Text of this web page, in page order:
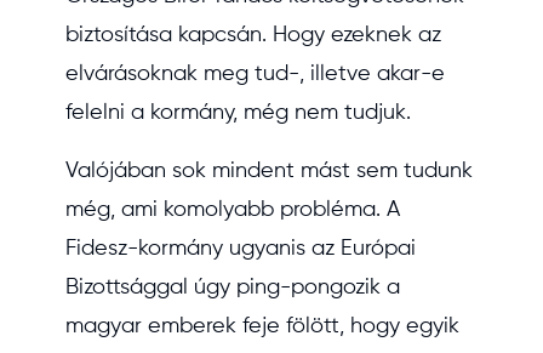
biztosítása kapcsán. Hogy ezeknek az
elvárásoknak meg tud-, illetve akar-e
felelni a kormány, még nem tudjuk.
Valójában sok mindent mást sem tudunk
még, ami komolyabb probléma. A
Fidesz-kormány ugyanis az Európai
Bizottsággal úgy ping-pongozik a
magyar emberek feje fölött, hogy egyik